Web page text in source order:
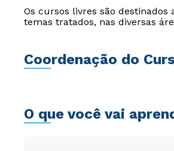
Os cursos livres são
temas tratados, nas diversas
Coordenação do
O que você vai